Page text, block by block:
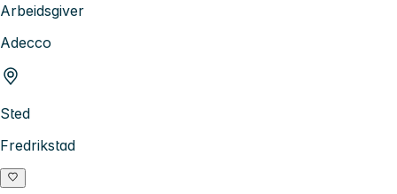
Arbeidsgiver
Adecco
Sted
Fredrikstad